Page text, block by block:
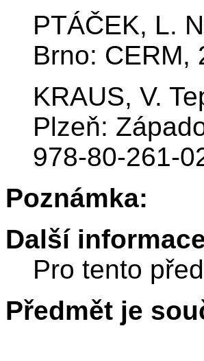
PTÁČEK, L.
Brno: CERM,
KRAUS, V.
Plzeň:
978-80-261-
Poznámka:
Další
Pro tento
Předmět je